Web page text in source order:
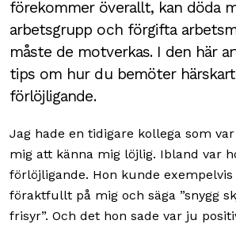
förekommer överallt, kan döda
arbetsgrupp och förgifta
måste de motverkas. I den här
tips om hur du bemöter
förlöjligande.
Jag hade en tidigare kollega som
mig att känna mig löjlig. Ibland var
förlöjligande. Hon kunde
föraktfullt på mig och säga ”snygg
frisyr”. Och det hon sade var ju